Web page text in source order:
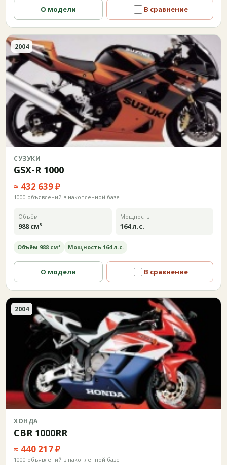
О модели В сравнение
2004
СУЗУКИ
GSX-R 1000
≈ 432 639 ₽
1000 объявлений в накопленной базе
Объём
988 см³
Мощность
164 л.с.
Объём 988 см³ Мощность 164 л.с.
О модели В сравнение
2004
ХОНДА
CBR 1000RR
≈ 440 217 ₽
1000 объявлений в накопленной базе